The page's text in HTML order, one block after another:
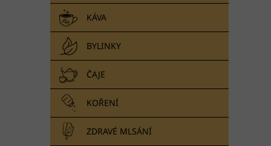
KÁVA
BYLINKY
ČAJE
KOŘENÍ
ZDRAVÉ MLSÁNÍ